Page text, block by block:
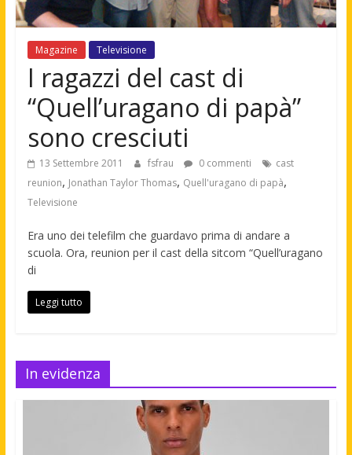
Magazine Televisione
I ragazzi del cast di
“Quell’uragano di papà”
sono cresciuti
13 Settembre 2011 fsfrau 0 commenti
cast
reunion, Jonathan Taylor Thomas, Quell'uragano di papà,
Televisione
Era uno dei telefilm che guardavo prima di andare a
scuola. Ora, reunion per il cast della sitcom “Quell’uragano
di
Leggi tutto
In evidenza